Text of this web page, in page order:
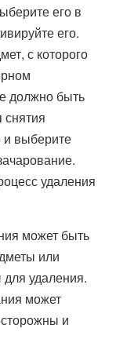
его в
его.
с которого
должно быть
снятия
и выберите
удаления
может быть
или
удаления.
может
и